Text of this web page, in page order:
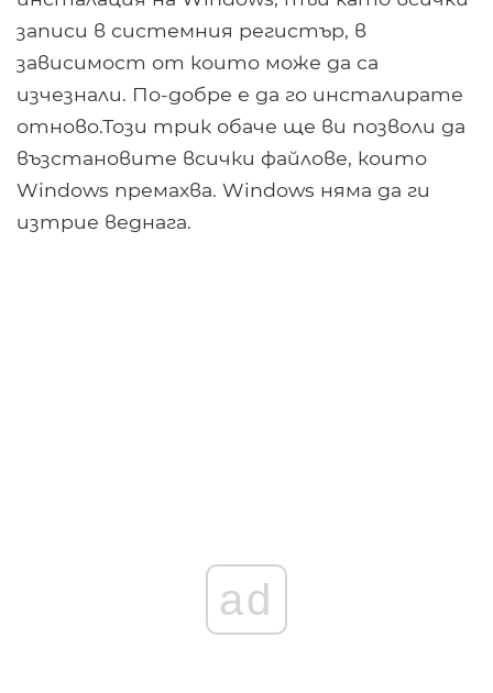
записи в системния регистър, в
зависимост от които може да са
изчезнали. По-добре е да го инсталирате
отново.Този трик обаче ще ви позволи да
възстановите всички файлове, които
Windows премахва. Windows няма да ги
изтрие веднага.
ad